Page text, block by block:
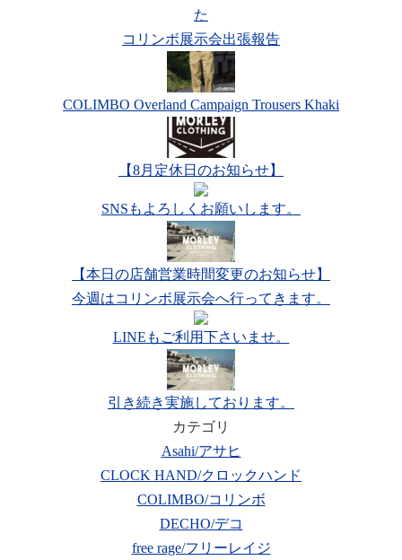
た
コリンボ展示会出張報告
COLIMBO Overland Campaign Trousers Khaki
【8月定休日のお知らせ】
SNSもよろしくお願いします。
【本日の店舗営業時間変更のお知らせ】
今週はコリンボ展示会へ行ってきます。
LINEもご利用下さいませ。
引き続き実施しております。
カテゴリ
Asahi/アサヒ
CLOCK HAND/クロックハンド
COLIMBO/コリンボ
DECHO/デコ
free rage/フリーレイジ